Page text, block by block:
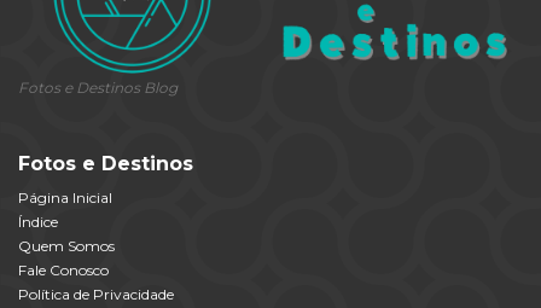
Fotos e Destinos Blog
Fotos e Destinos
Página Inicial
Índice
Quem Somos
Fale Conosco
Política de Privacidade